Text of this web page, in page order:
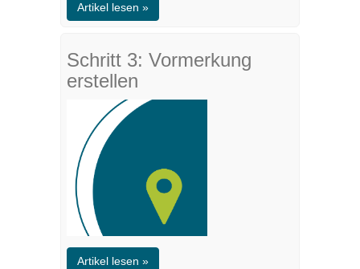
Artikel lesen »
Schritt 3: Vormerkung
erstellen
Artikel lesen »